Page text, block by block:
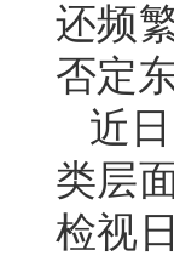
还频
否定
近
类层
检视